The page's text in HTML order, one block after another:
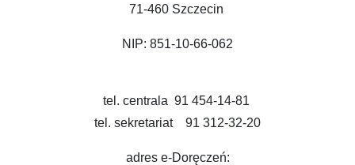
71-460 Szczecin
NIP: 851-10-66-062
tel. centrala 91 454-14-81
tel. sekretariat 91 312-32-20
adres e-Doręczeń: